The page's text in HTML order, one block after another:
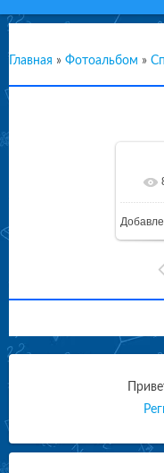
Главная » Фотоальбом »